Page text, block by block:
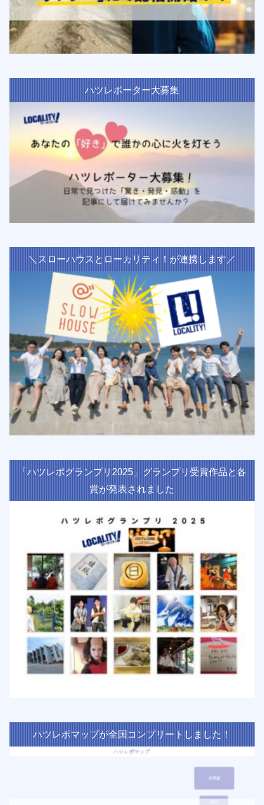
ハツレポーター大募集
＼スローハウスとローカリティ！が連携します／
「ハツレポグランプリ2025」グランプリ受賞作品と各
賞が発表されました
ハツレポマップが全国コンプリートしました！